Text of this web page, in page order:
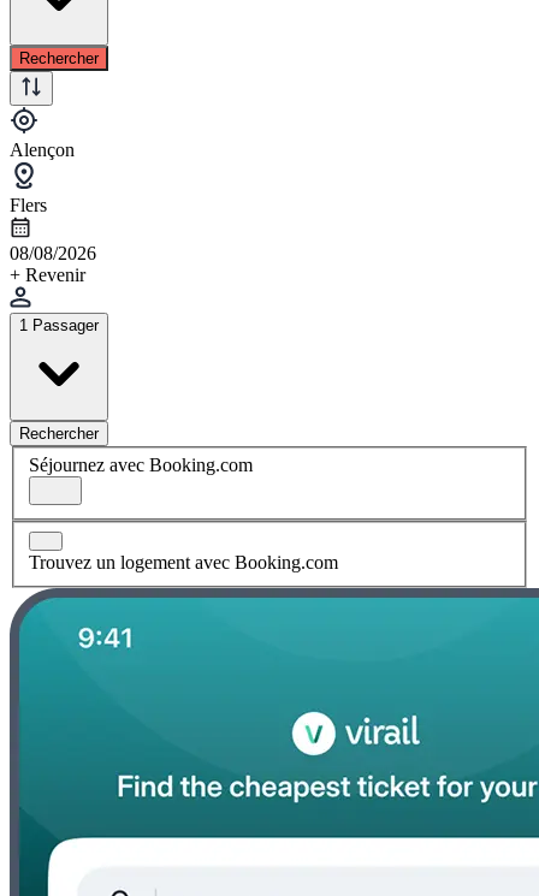
Rechercher
Alençon
Flers
08/08/2026
+ Revenir
1 Passager
Rechercher
Séjournez avec Booking.com
Trouvez un logement avec Booking.com